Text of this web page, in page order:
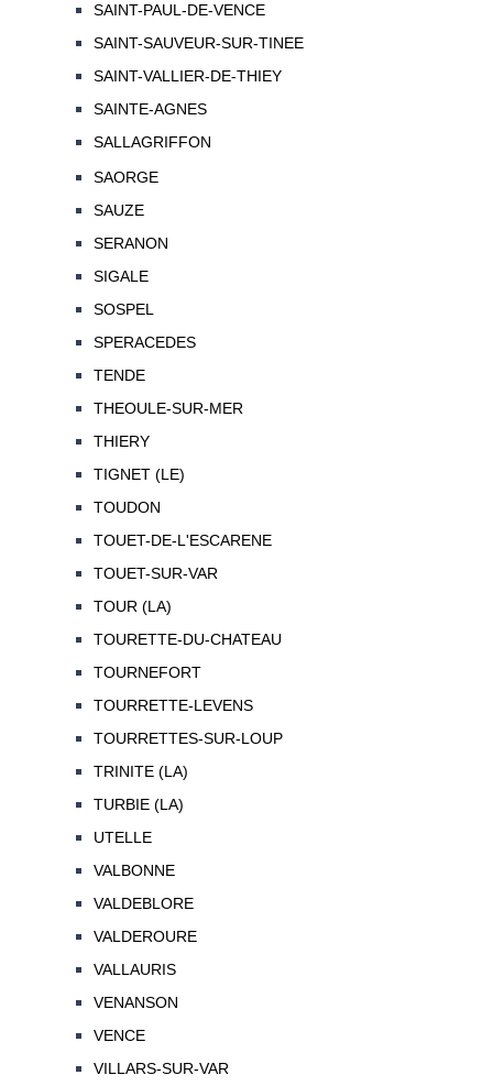
SAINT-PAUL-DE-VENCE
SAINT-SAUVEUR-SUR-TINEE
SAINT-VALLIER-DE-THIEY
SAINTE-AGNES
SALLAGRIFFON
SAORGE
SAUZE
SERANON
SIGALE
SOSPEL
SPERACEDES
TENDE
THEOULE-SUR-MER
THIERY
TIGNET (LE)
TOUDON
TOUET-DE-L'ESCARENE
TOUET-SUR-VAR
TOUR (LA)
TOURETTE-DU-CHATEAU
TOURNEFORT
TOURRETTE-LEVENS
TOURRETTES-SUR-LOUP
TRINITE (LA)
TURBIE (LA)
UTELLE
VALBONNE
VALDEBLORE
VALDEROURE
VALLAURIS
VENANSON
VENCE
VILLARS-SUR-VAR